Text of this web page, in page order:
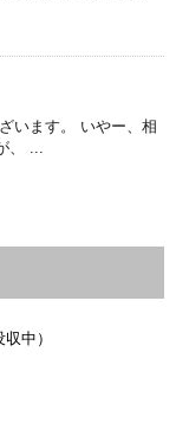
います。 いやー、相
、 ...
中）